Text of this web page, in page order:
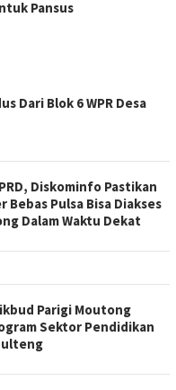
Pansus
Dari Blok 6 WPR Desa
Diskominfo Pastikan
Bebas Pulsa Bisa Diakses
Dalam Waktu Dekat
Parigi Moutong
Sektor Pendidikan